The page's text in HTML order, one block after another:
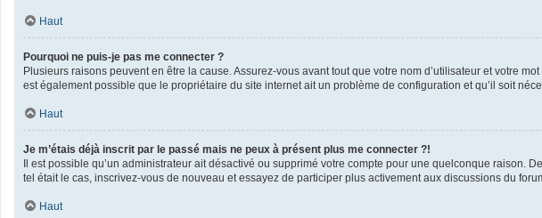
Haut
Pourquoi ne puis-je pas me connecter ?
Plusieurs raisons peuvent en être la cause. Assurez-vous avant tout que votre nom d’utilisateur et votre
est également possible que le propriétaire du site internet ait un problème de configuration et qu’il soit
Haut
Je m’étais déjà inscrit par le passé mais ne peux à présent plus me connecter ?!
Il est possible qu’un administrateur ait désactivé ou supprimé votre compte pour une quelconque
tel était le cas, inscrivez-vous de nouveau et essayez de participer plus activement aux discussions du
Haut